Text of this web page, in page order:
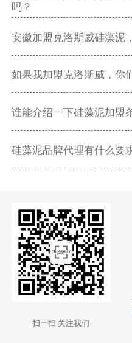
吗？
安徽加盟克洛斯威硅藻泥
如果我加盟克洛斯威，你
谁能介绍一下硅藻泥加盟
硅藻泥品牌代理有什么要
扫一扫 关注我们